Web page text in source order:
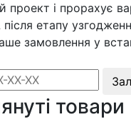
проект і прорахує
етапу
замовлення у
товари